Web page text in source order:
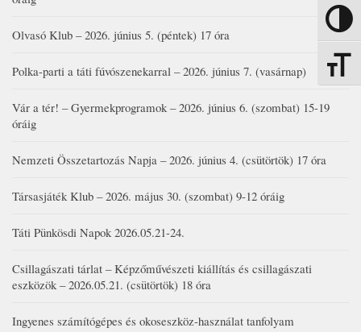
Nagy
Olvasó Klub – 2026. június 5. (péntek) 17 óra
Polka-parti a táti fúvószenekarral – 2026. június 7. (vasárnap)
Vár a tér! – Gyermekprogramok – 2026. június 6. (szombat) 15-19
óráig
Nemzeti Összetartozás Napja – 2026. június 4. (csütörtök) 17 óra
Társasjáték Klub – 2026. május 30. (szombat) 9-12 óráig
Táti Pünkösdi Napok 2026.05.21-24.
Csillagászati tárlat – Képzőművészeti kiállítás és csillagászati
eszközök – 2026.05.21. (csütörtök) 18 óra
Ingyenes számítógépes és okoseszköz-használat tanfolyam